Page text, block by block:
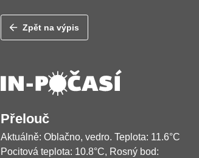
Zpět na výpis
Přelouč
Aktuálně: Oblačno, vedro. Teplota: 11.6°C
Pocitová teplota: 10.8°C, Rosný bod: